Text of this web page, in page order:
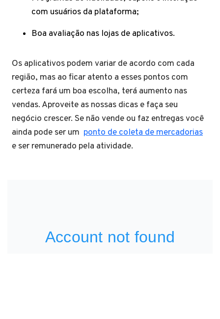
com usuários da plataforma;
Boa avaliação nas lojas de aplicativos.
Os aplicativos podem variar de acordo com cada
região, mas ao ficar atento a esses pontos com
certeza fará um boa escolha, terá aumento nas
vendas. Aproveite as nossas dicas e faça seu
negócio crescer. Se não vende ou faz entregas você
ainda pode ser um ponto de coleta de mercadorias
e ser remunerado pela atividade.